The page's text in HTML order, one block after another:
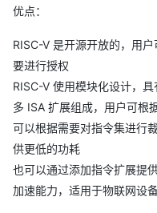
优点：
RISC-V 是开源开放的，用
要进行授权
RISC-V 使用模块化设计，
多 ISA 扩展组成，用户可根
可以根据需要对指令集进行
供更低的功耗
也可以通过添加指令扩展提
加速能力，适用于物联网设